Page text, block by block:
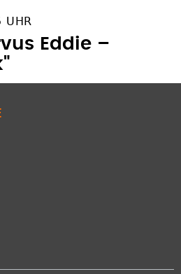
UHR
Eddie –